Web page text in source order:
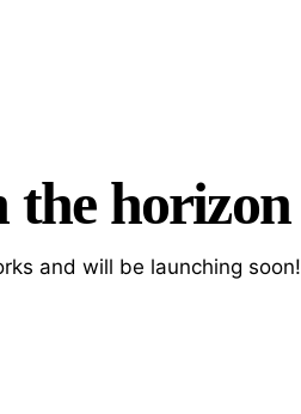
the horizon
and will be launching soon!